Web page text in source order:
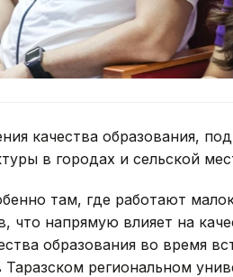
качества образования,
в городах и сельской
там, где работают
что напрямую влияет на
образования во время
региональном